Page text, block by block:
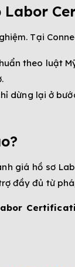
Labor
Tại
theo luật
dừng lại ở
giá hồ sơ
đầy đủ từ